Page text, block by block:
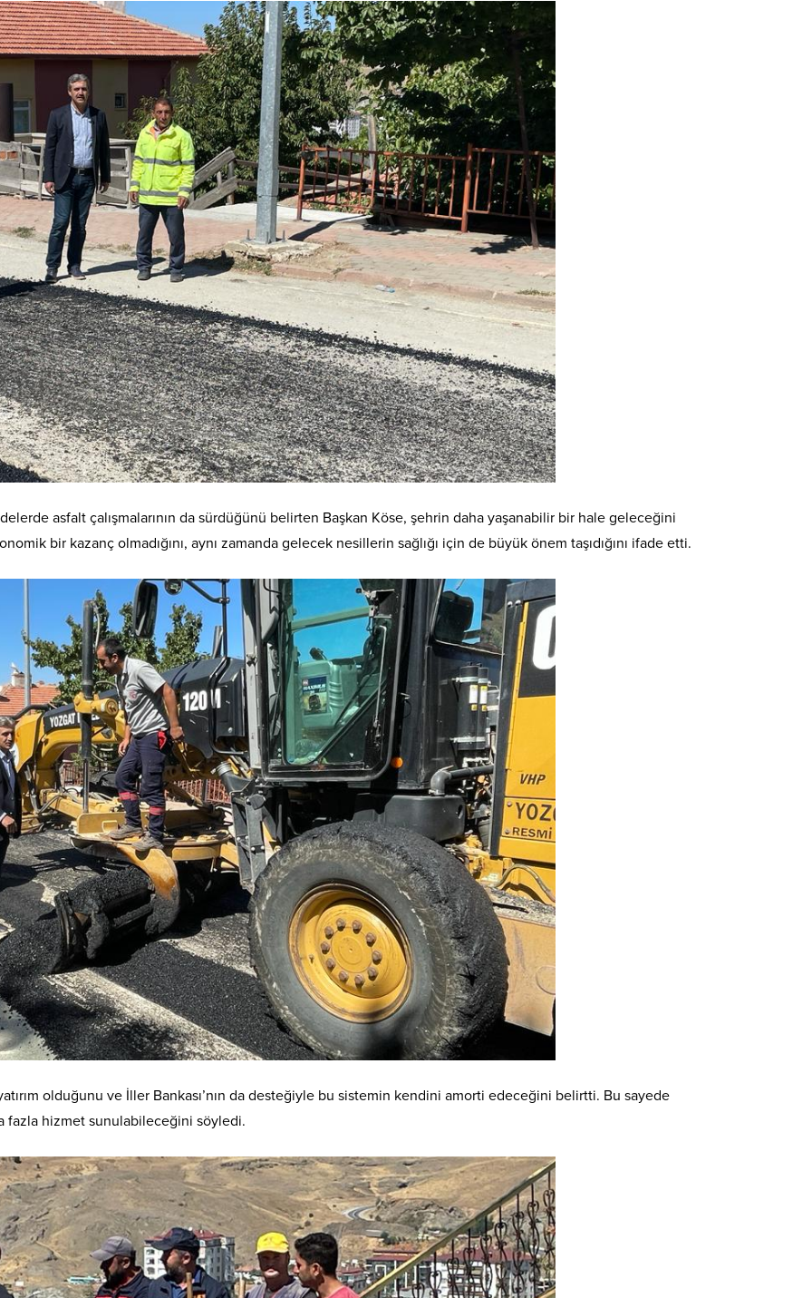
asfalt çalışmalarının da sürdüğünü belirten Başkan Köse, şehrin daha yaşanabilir bir hale geleceğini
bir kazanç olmadığını, aynı zamanda gelecek nesillerin sağlığı için de büyük önem taşıdığını ifade etti.
olduğunu ve İller Bankası’nın da desteğiyle bu sistemin kendini amorti edeceğini belirtti. Bu sayede
fazla hizmet sunulabileceğini söyledi.